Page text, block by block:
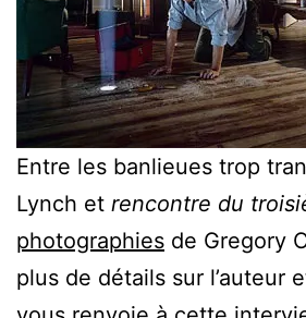
Entre les banlieues trop
Lynch et rencontre du
photographies de Gregory
plus de détails sur l’auteur